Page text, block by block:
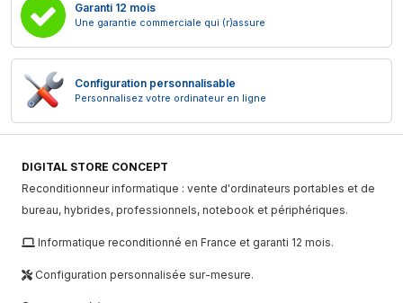
Garanti 12 mois
Une garantie commerciale qui (r)assure
Configuration personnalisable
Personnalisez votre ordinateur en ligne
DIGITAL STORE CONCEPT
Reconditionneur informatique : vente d'ordinateurs portables et de
bureau, hybrides, professionnels, notebook et périphériques.
Informatique reconditionné en France et garanti 12 mois.
Configuration personnalisée sur-mesure.